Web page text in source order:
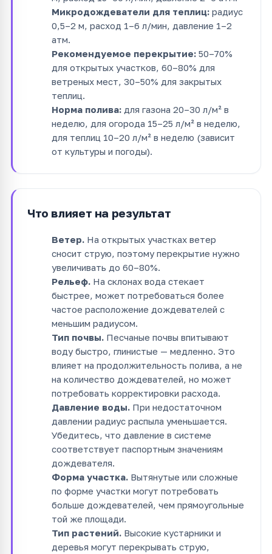
Микродождеватели для теплиц: радиус
0,5–2 м, расход 1–6 л/мин, давление 1–2
атм.
Рекомендуемое перекрытие: 50–70%
для открытых участков, 60–80% для
ветреных мест, 30–50% для закрытых
теплиц.
Норма полива: для газона 20–30 л/м² в
неделю, для огорода 15–25 л/м² в неделю,
для теплиц 10–20 л/м² в неделю (зависит
от культуры и погоды).
Что влияет на результат
Ветер. На открытых участках ветер
сносит струю, поэтому перекрытие нужно
увеличивать до 60–80%.
Рельеф. На склонах вода стекает
быстрее, может потребоваться более
частое расположение дождевателей с
меньшим радиусом.
Тип почвы. Песчаные почвы впитывают
воду быстро, глинистые — медленно. Это
влияет на продолжительность полива, а не
на количество дождевателей, но может
потребовать корректировки расхода.
Давление воды. При недостаточном
давлении радиус распыла уменьшается.
Убедитесь, что давление в системе
соответствует паспортным значениям
дождевателя.
Форма участка. Вытянутые или сложные
по форме участки могут потребовать
больше дождевателей, чем прямоугольные
той же площади.
Тип растений. Высокие кустарники и
деревья могут перекрывать струю,